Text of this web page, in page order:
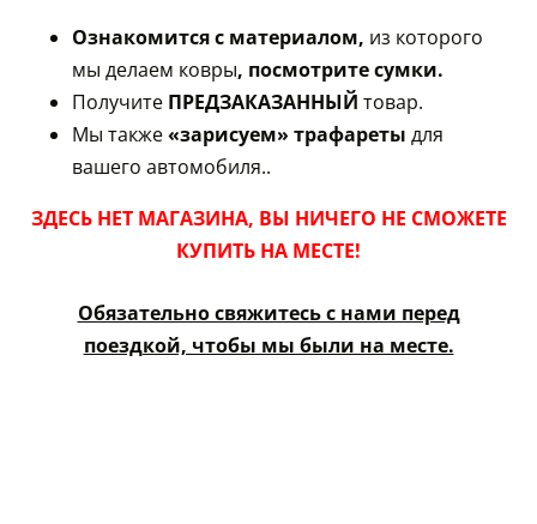
Ознакомится с материалом, из которого
мы делаем ковры, посмотрите сумки.
Получите ПРЕДЗАКАЗАННЫЙ товар.
Мы также«зарисуем» трафареты для
вашего автомобиля..
ЗДЕСЬ НЕТ МАГАЗИНА, ВЫ НИЧЕГО НЕ СМОЖЕТЕ
КУПИТЬ НА МЕСТЕ!
Обязательно свяжитесь с нами перед
поездкой, чтобы мы были на месте.